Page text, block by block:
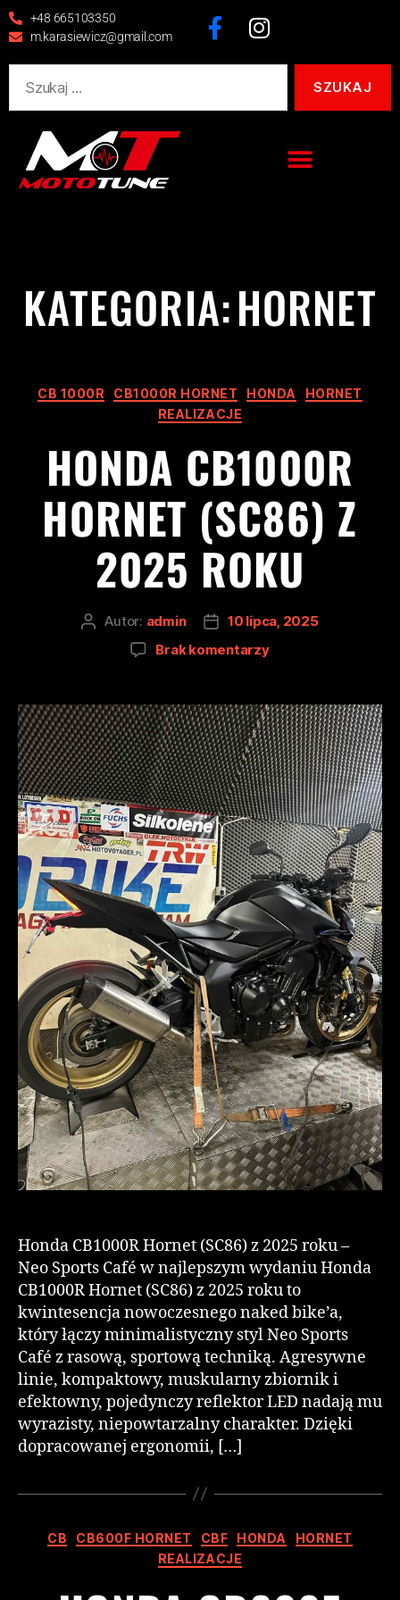
+48 665103350
m.karasiewicz@gmail.com
KATEGORIA:HORNET
CB 1000R CB1000R HORNET HONDA
HORNET
REALIZACJE
HONDA CB1000R
HORNET (SC86) Z
2025 ROKU
Autor: admin
10 lipca, 2025
Brak komentarzy
Honda CB1000R Hornet (SC86) z 2025 roku –
Neo Sports Café w najlepszym wydaniu Honda
CB1000R Hornet (SC86) z 2025 roku to
kwintesencja nowoczesnego naked bike’a,
który łączy minimalistyczny styl Neo Sports
Café z rasową, sportową techniką. Agresywne
linie, kompaktowy, muskularny zbiornik i
efektowny, pojedynczy reflektor LED nadają mu
wyrazisty, niepowtarzalny charakter. Dzięki
dopracowanej ergonomii, […]
CB CB600F HORNET CBF HONDA
HORNET
REALIZACJE